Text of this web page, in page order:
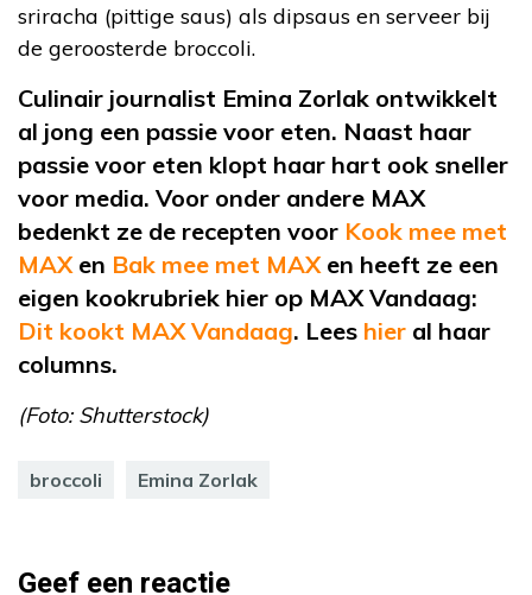
sriracha (pittige saus) als dipsaus en serveer bij
de geroosterde broccoli.
Culinair journalist Emina Zorlak ontwikkelt
al jong een passie voor eten. Naast haar
passie voor eten klopt haar hart ook sneller
voor media. Voor onder andere MAX
bedenkt ze de recepten voor Kook mee met
MAXen Bak mee met MAXen heeft ze een
eigen kookrubriek hier op MAX Vandaag:
Dit kookt MAX Vandaag. Lees hier al haar
columns.
(Foto: Shutterstock)
broccoli Emina Zorlak
Geef een reactie